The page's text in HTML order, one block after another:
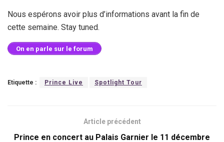
Nous espérons avoir plus d’informations avant la fin de
cette semaine. Stay tuned.
On en parle sur le forum
Etiquette : Prince Live Spotlight Tour
Article précédent
Prince en concert au Palais Garnier le 11 décembre